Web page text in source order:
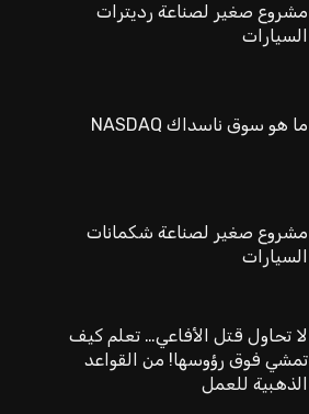
مشروع صغير لصناعة رديترات
السيارات
ما هو سوق ناسداك NASDAQ
مشروع صغير لصناعة شكمانات
السيارات
لا تحاول قتل الأفاعي… تعلم كيف
تمشي فوق رؤوسها! من القواعد
الذهبية للعمل